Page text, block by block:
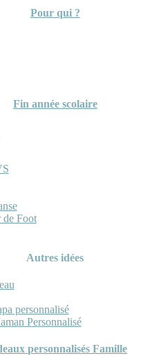
Pour qui ?
Fin année scolaire
de Foot
Autres idées
personnalisé
Personnalisé
personnalisés Famille